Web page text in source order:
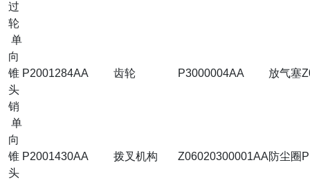
过
轮
单
向
锥
头
销
P2001284AA 齿轮 P3000004AA 放气塞
单
向
锥
头
P2001430AA 拨叉机构 Z06020300001AA防尘圈